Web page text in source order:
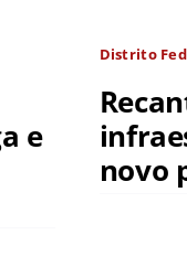
e
Distrito
novo